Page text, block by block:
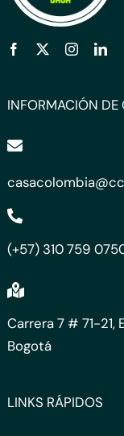
INFORMACIÓN DE
(+57) 310 759
Carrera 7 # 71-21,
Bogotá
LINKS RÁPIDOS